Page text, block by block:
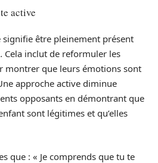
active
signifie être pleinement présent
Cela inclut de reformuler les
montrer que leurs émotions sont
approche active diminue
opposants en démontrant que
sont légitimes et qu’elles
que : « Je comprends que tu te